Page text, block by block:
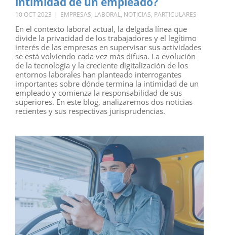
10 OCT 2023 | EMPRESAS, LABORAL, NOTICIAS, PARTICULARES
En el contexto laboral actual, la delgada línea que
divide la privacidad de los trabajadores y el legítimo
interés de las empresas en supervisar sus actividades
se está volviendo cada vez más difusa. La evolución
de la tecnología y la creciente digitalización de los
entornos laborales han planteado interrogantes
importantes sobre dónde termina la intimidad de un
empleado y comienza la responsabilidad de sus
superiores. En este blog, analizaremos dos noticias
recientes y sus respectivas jurisprudencias.